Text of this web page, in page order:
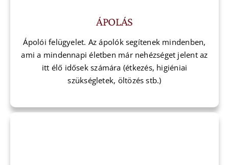
ÁPOLÁS
Ápolói felügyelet. Az ápolók segítenek mindenben,
ami a mindennapi életben már nehézséget jelent az
itt élő idősek számára (étkezés, higiéniai
szükségletek, öltözés stb.)